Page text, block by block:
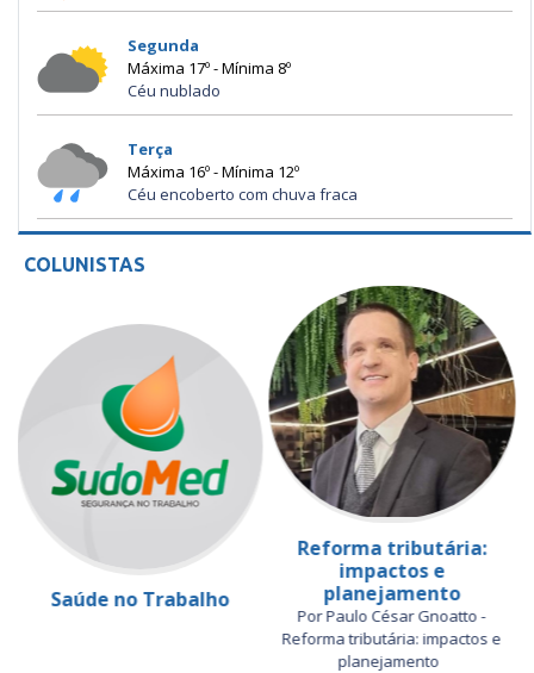
Segunda
Máxima 17º - Mínima 8º
Céu nublado
Terça
Máxima 16º - Mínima 12º
Céu encoberto com chuva fraca
COLUNISTAS
Saúde no Trabalho
Reforma tributária:
impactos e
planejamento
Por Paulo César Gnoatto -
Reforma tributária: impactos e
planejamento